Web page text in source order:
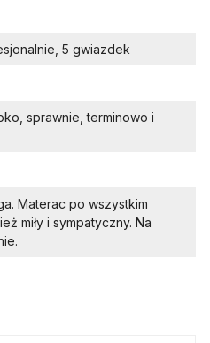
5 gwiazdek
sprawnie, terminowo i
Materac po wszystkim
miły i sympatyczny. Na